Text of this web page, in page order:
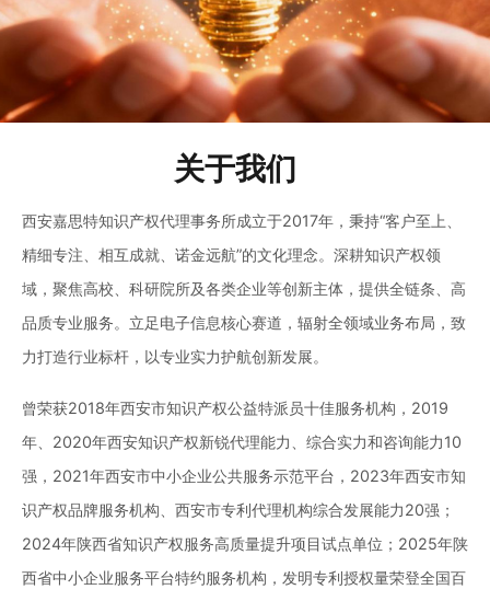
关于我们
西安嘉思特知识产权代理事务所成立于2017年，秉持“客户至上、
精细专注、相互成就、诺金远航”的文化理念。深耕知识产权领
域，聚焦高校、科研院所及各类企业等创新主体，提供全链条、高
品质专业服务。立足电子信息核心赛道，辐射全领域业务布局，致
力打造行业标杆，以专业实力护航创新发展。
曾荣获2018年西安市知识产权公益特派员十佳服务机构，2019
年、2020年西安知识产权新锐代理能力、综合实力和咨询能力10
强，2021年西安市中小企业公共服务示范平台，2023年西安市知
识产权品牌服务机构、西安市专利代理机构综合发展能力20强；
2024年陕西省知识产权服务高质量提升项目试点单位；2025年陕
西省中小企业服务平台特约服务机构，发明专利授权量荣登全国百